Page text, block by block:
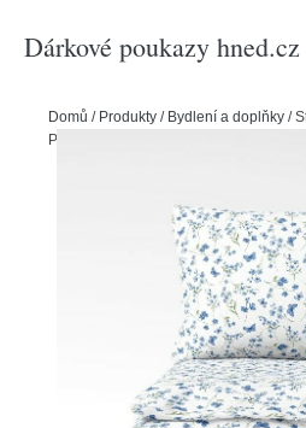
Dárkové poukazy hned.cz
Domů / Produkty / Bydlení a doplňky /
Pomněnky, 140 x 200 cm, 70 x 90 cm